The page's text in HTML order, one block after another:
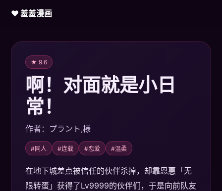
♥ 羞羞漫画
★ 9.6
啊！对面就是小日
常！
作者：プラント,様
#同人 #连载 #恋爱 #温柔
在地下城差点被信任的伙伴杀掉，却靠恩惠「无
限转蛋」获得了Lv9999的伙伴们，于是向前队友